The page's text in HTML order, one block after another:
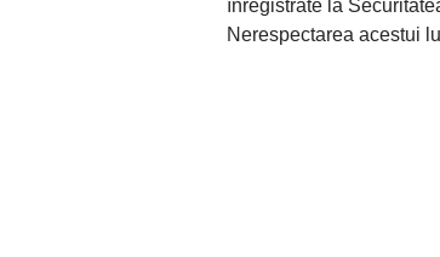
înregistrate la
Nerespectarea acestui